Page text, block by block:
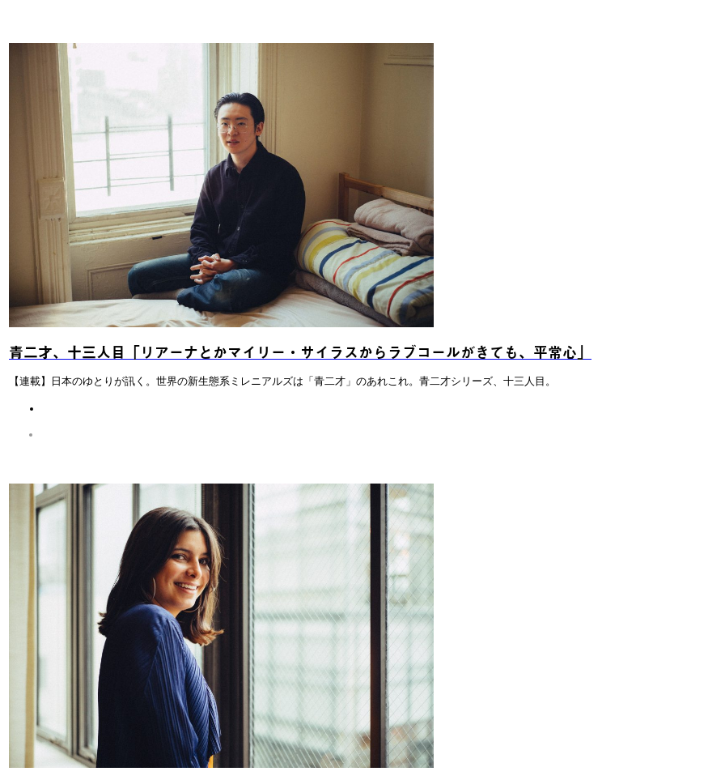
青二才、十三人目「リアーナとかマイリー・サイラスからラブコールがきても、平常心」
【連載】日本のゆとりが訊く。世界の新生態系ミレニアルズは「青二才」のあれこれ。青二才シリーズ、十三人目。